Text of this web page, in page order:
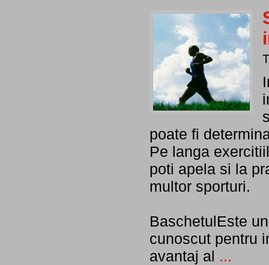
poate fi
Pe langa
poti apela si la
multor sporturi.
BaschetulEste
cunoscut pentru
avantaj al ...